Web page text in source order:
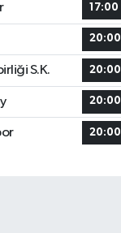
17:00
20:00
S.K. 20:00
20:00
20:00